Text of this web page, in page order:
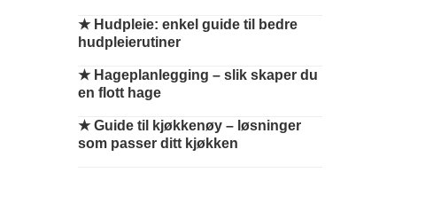
★ Hudpleie: enkel guide til bedre
hudpleierutiner
★ Hageplanlegging – slik skaper du
en flott hage
★Guide til kjøkkenøy – løsninger
som passer ditt kjøkken